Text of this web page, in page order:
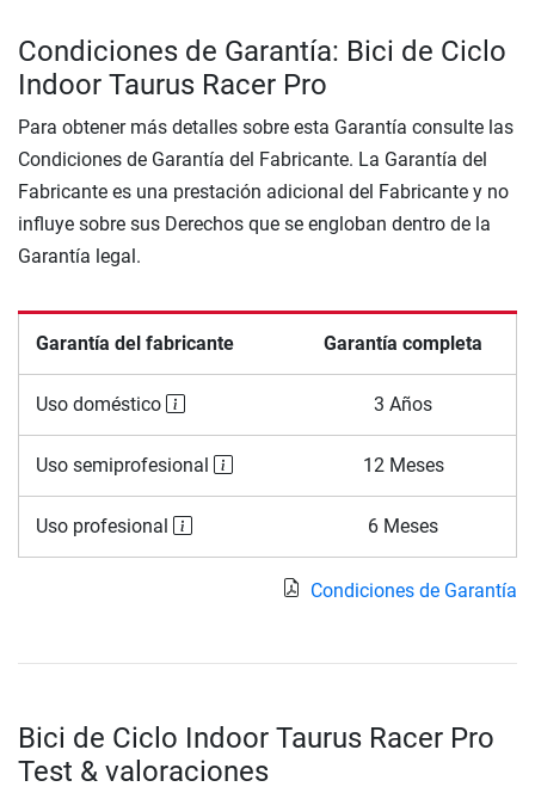
Condiciones de Garantía: Bici de Ciclo
Indoor Taurus Racer Pro
Para obtener más detalles sobre esta Garantía consulte las
Condiciones de Garantía del Fabricante. La Garantía del
Fabricante es una prestación adicional del Fabricante y no
influye sobre sus Derechos que se engloban dentro de la
Garantía legal.
Garantía del fabricante Garantía completa
Uso doméstico 3 Años
Uso semiprofesional 12 Meses
Uso profesional 6 Meses
Condiciones de Garantía
Bici de Ciclo Indoor Taurus Racer Pro
Test & valoraciones